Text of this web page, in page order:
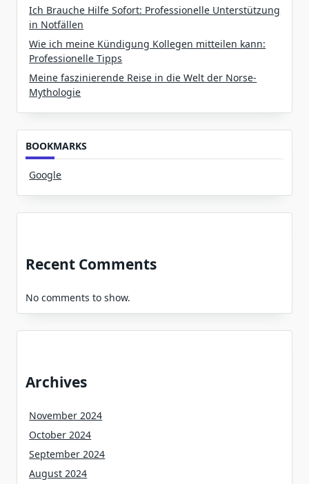
Ich Brauche Hilfe Sofort: Professionelle Unterstützung
in Notfällen
Wie ich meine Kündigung Kollegen mitteilen kann:
Professionelle Tipps
Meine faszinierende Reise in die Welt der Norse-
Mythologie
BOOKMARKS
Google
Recent Comments
No comments to show.
Archives
November 2024
October 2024
September 2024
August 2024